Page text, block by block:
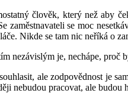
člověk, který než aby
zaměstnavateli se moc
Nikde se tam nic neříká o
nezávislým je, nechápe,
ale zodpovědnost je
nebudou pracovat, ale